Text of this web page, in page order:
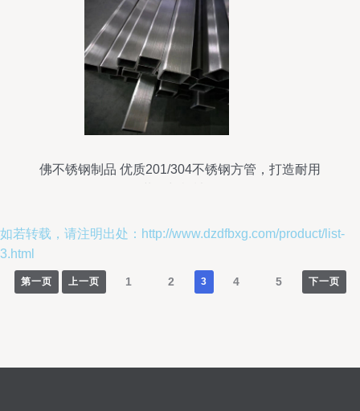
佛不锈钢制品 优质201/304不锈钢方管，打造耐用
如若转载，请注明出处：http://www.dzdfbxg.com/product/list-
3.html
第一页 上一页 1 2 3 4 5 下一页